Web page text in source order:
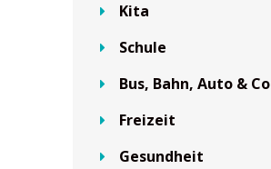
Kita
Schule
Bus, Bahn, Auto & Co
Freizeit
Gesundheit